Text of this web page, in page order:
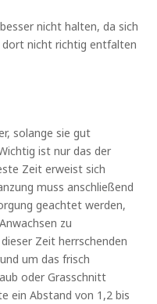
nicht halten, da sich
dort nicht richtig entfalten
solange sie gut
ist nur das der
Zeit erweist sich
muss anschließend
geachtet werden,
zu
Zeit herrschenden
um das frisch
oder Grasschnitt
ein Abstand von 1,2 bis